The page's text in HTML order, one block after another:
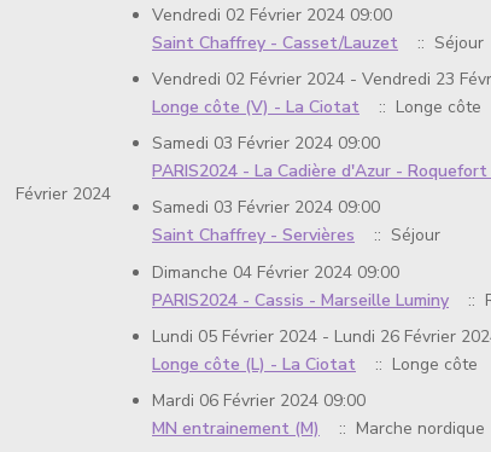
Février 2024
Vendredi 02 Février 2024 09:00
Saint Chaffrey - Casset/Lauzet
:: Séjour
Vendredi 02 Février 2024 - Vendredi 23
Longe côte (V) - La Ciotat
:: Longe côte
Samedi 03 Février 2024 09:00
PARIS2024 - La Cadière d'Azur -
Samedi 03 Février 2024 09:00
Saint Chaffrey - Servières
:: Séjour
Dimanche 04 Février 2024 09:00
PARIS2024 - Cassis - Marseille Luminy
::
Lundi 05 Février 2024 - Lundi 26 Février
Longe côte (L) - La Ciotat
:: Longe côte
Mardi 06 Février 2024 09:00
MN entrainement (M)
:: Marche nordique